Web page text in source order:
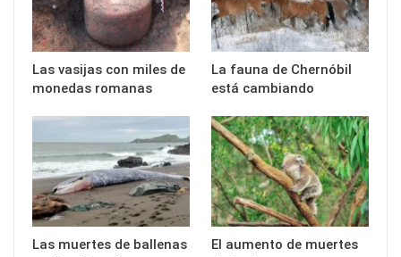
Las vasijas con miles de
monedas romanas
La fauna de Chernóbil
está cambiando
Las muertes de ballenas
El aumento de muertes